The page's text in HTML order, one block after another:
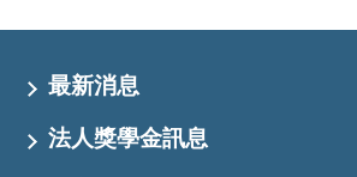
最新消息
法人獎學金訊息